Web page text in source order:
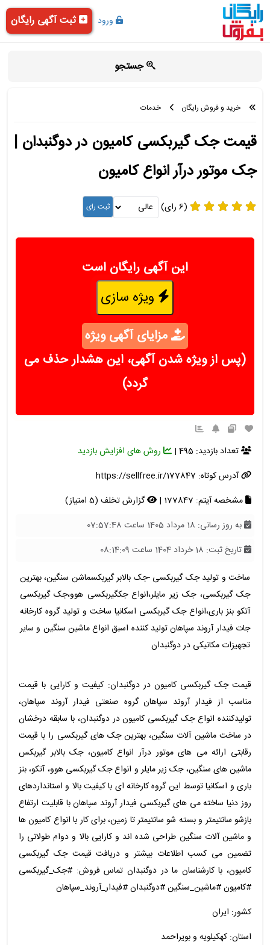
ورود ثبت آگهی رایگان
جستجو
خرید و فروش رایگان خدمات
قیمت جک گیربکسی کامیون در دوگنبدان |
جک موتور درآر انواع کامیون
(6 رای)
این آگهی رایگان است
ویژه سازی
مزایای آگهی ویژه
(پس از ویژه شدن آگهی، این هشدار حذف می
گردد)
تعداد بازدید: 495 |
روش های افزایش بازدید
آدرس کوتاه: https://sellfree.ir/177847
مشخصه آیتم: 177847 |
گزارش تخلف (5 امتیاز)
به روز رسانی: 18 مرداد 1405 ساعت 07:57:48
تاریخ ثبت: 18 خرداد 1404 ساعت 08:14:09
ساخت و تولید جک گیربکسی -جک بالابر گیربکسماشن سنگین، بهترین
جک گیربکسی، جک زیر مایلر،انواع جکگیربکسی هوو،جک گیربکسی
آتکو بنز باری،انواع جک گیربکسی اسکانیا ساخت و تولید گروه کارخانه
جات فیدار آروند سپاهان تولید کننده اسبق انواع ماشین سنگین و سایر
تجهیزات مکانیکی در دوگنبدان
قیمت جک گیربکسی کامیون در دوگنبدان: کیفیت و کارایی با قیمت
مناسب از فیدار آروند سپاهان گروه صنعتی فیدار آروند سپاهان،
تولیدکننده انواع جک گیربکسی کامیون در دوگنبدان، با سابقه درخشان
در ساخت ماشین آلات سنگین، بهترین جک های گیربکسی را با قیمت
رقابتی ارائه می های موتور درآر انواع کامیون، جک بالابر گیربکس
ماشین های سنگین، جک زیر مایلر و انواع جک گیربکسی هوو، آتکو، بنز
باری و اسکانیا توسط این گروه کارخانه ای با کیفیت بالا و استانداردهای
روز دنیا ساخته می های گیربکسی فیدار آروند سپاهان با قابلیت ارتفاع
بازشو سانتیمتر و بسته شو سانتیمتر تا زمین، برای کار با انواع کامیون ها
و ماشین آلات سنگین طراحی شده اند و کارایی بالا و دوام طولانی را
تضمین می کسب اطلاعات بیشتر و دریافت قیمت جک گیربکسی
کامیون، با کارشناسان ما در دوگنبدان تماس فروش: #جک_گیربکسی
#کامیون #ماشین_سنگین #دوگنبدان #فیدار_آروند_سپاهان
کشور: ایران
استان: کهکیلویه و بویراحمد